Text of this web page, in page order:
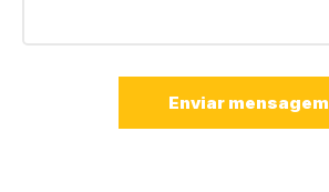
Enviar mensagem